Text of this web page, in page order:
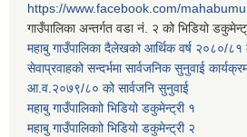
https://www.facebook.com/
गाउँपालिका अन्तर्गत वडा नं. २ को भिडियो
महाबु गाउँपालिका दैलेखको आर्थिक वर्ष २०८०/८१
सेवाप्रवाहको सन्दर्भमा सार्वजनिक सुनुवाई
आ.व.२०७९/८० को सार्वजनि सुनुवाई
महाबु गाउँपालिकाो भिडियो डकुमेन्ट्री १
महाबु गाउँपालिकाो भिडियो डकुमेन्ट्री २